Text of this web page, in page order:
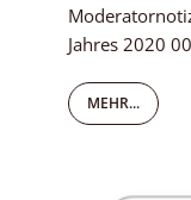
Jahres 2020
MEHR...